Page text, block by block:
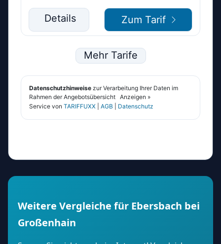
Weitere Vergleiche für Ebersbach bei
Großenhain